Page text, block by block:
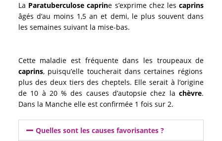
La Paratuberculose caprine s’exprime chez lescaprins
âgés d’au moins 1,5 an et demi, le plus souvent dans
les semaines suivant la mise-bas.
Cette maladie est fréquente dans les troupeaux de
caprins, puisqu’elle toucherait dans certaines régions
plus des deux tiers des cheptels. Elle serait à l’origine
de 10 à 20 % des causes d’autopsie chez lachèvre.
Dans la Manche elle est confirmée 1 fois sur 2.
Quelles sont les causes favorisantes ?